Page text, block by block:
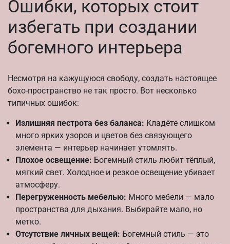
Ошибки, которых стоит
избегать при создании
богемного интерьера
Несмотря на кажущуюся свободу, создать настоящее
бохо-пространство не так просто. Вот несколько
типичных ошибок:
Излишняя пестрота без баланса: Кладёте слишком
много ярких узоров и цветов без связующего
элемента — интерьер начинает утомлять.
Плохое освещение: Богемный стиль любит тёплый,
мягкий свет. Холодное и резкое освещение убивает
атмосферу.
Перегруженность мебелью: Много мебели — мало
пространства для дыхания. Выбирайте мало, но
метко.
Отсутствие личных вещей: Богемный стиль — это